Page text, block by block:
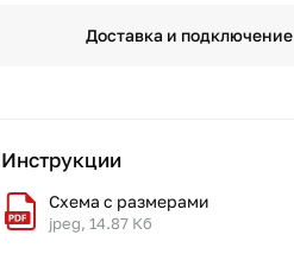
Доставка и подключение
Инструкции
Схема с размерами
jpeg, 14.87 Кб